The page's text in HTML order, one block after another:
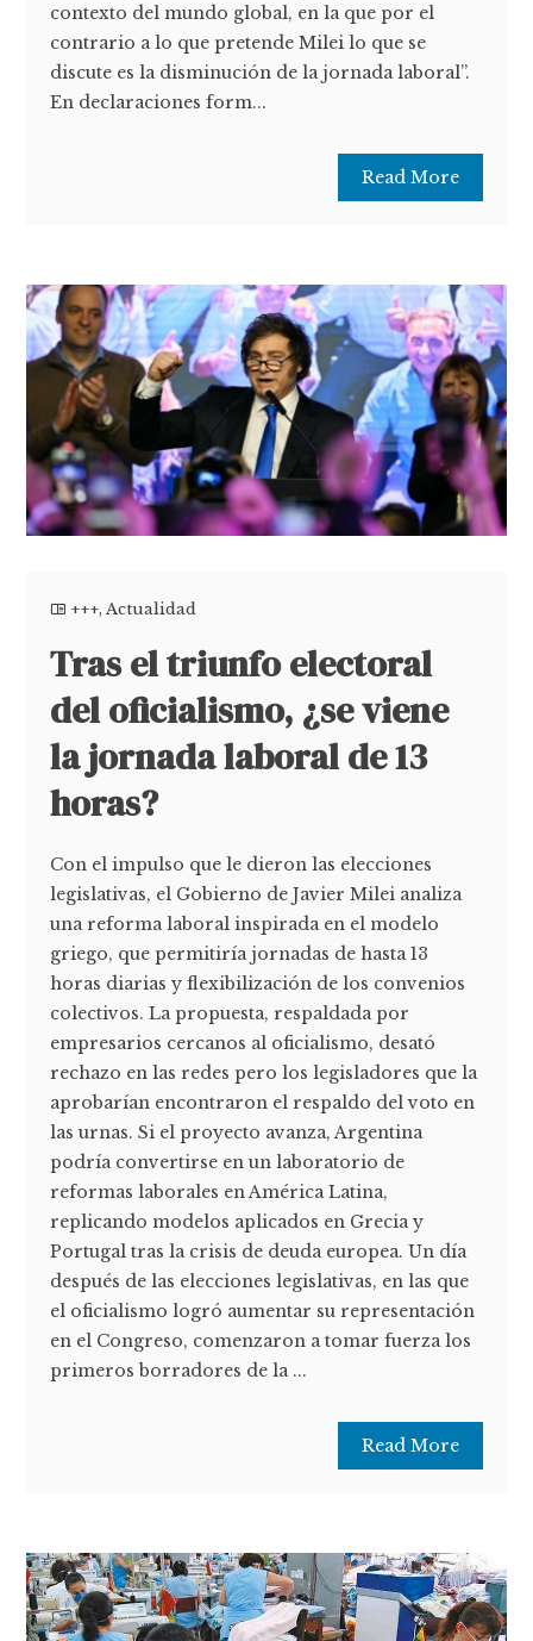
contexto del mundo global, en la que por el
contrario a lo que pretende Milei lo que se
discute es la disminución de la jornada laboral”.
En declaraciones form...
Read More
+++,Actualidad
Tras el triunfo electoral
del oficialismo, ¿se viene
la jornada laboral de 13
horas?
Con el impulso que le dieron las elecciones
legislativas, el Gobierno de Javier Milei analiza
una reforma laboral inspirada en el modelo
griego, que permitiría jornadas de hasta 13
horas diarias y flexibilización de los convenios
colectivos. La propuesta, respaldada por
empresarios cercanos al oficialismo, desató
rechazo en las redes pero los legisladores que la
aprobarían encontraron el respaldo del voto en
las urnas. Si el proyecto avanza, Argentina
podría convertirse en un laboratorio de
reformas laborales en América Latina,
replicando modelos aplicados en Grecia y
Portugal tras la crisis de deuda europea. Un día
después de las elecciones legislativas, en las que
el oficialismo logró aumentar su representación
en el Congreso, comenzaron a tomar fuerza los
primeros borradores de la ...
Read More